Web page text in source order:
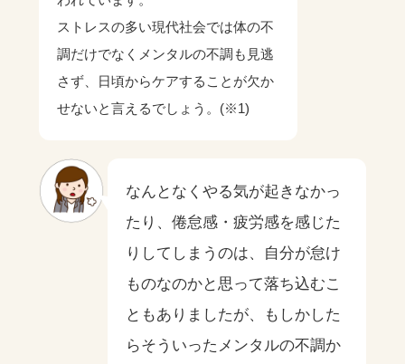
ストレスの多い現代社会では体の不
調だけでなくメンタルの不調も見逃
さず、日頃からケアすることが欠か
せないと言えるでしょう。(※1)
なんとなくやる気が起きなかっ
たり、倦怠感・疲労感を感じた
りしてしまうのは、自分が怠け
ものなのかと思って落ち込むこ
ともありましたが、もしかした
らそういったメンタルの不調か